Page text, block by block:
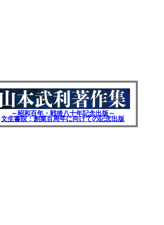
～昭和百年・戦後八十年記念出版～
文生書院：創業百周年に向けての記念出版